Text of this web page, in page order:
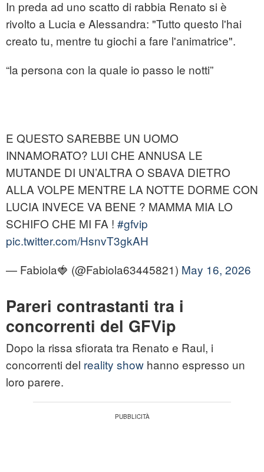
In preda ad uno scatto di rabbia Renato si è
rivolto a Lucia e Alessandra: "Tutto questo l'hai
creato tu, mentre tu giochi a fare l'animatrice".
“la persona con la quale io passo le notti”
E QUESTO SAREBBE UN UOMO
INNAMORATO? LUI CHE ANNUSA LE
MUTANDE DI UN’ALTRA O SBAVA DIETRO
ALLA VOLPE MENTRE LA NOTTE DORME CON
LUCIA INVECE VA BENE ? MAMMA MIA LO
SCHIFO CHE MI FA ! #gfvip
pic.twitter.com/HsnvT3gkAH
— Fabiola🍓 (@Fabiola63445821) May 16, 2026
Pareri contrastanti tra i
concorrenti del GFVip
Dopo la rissa sfiorata tra Renato e Raul, i
concorrenti del reality show hanno espresso un
loro parere.